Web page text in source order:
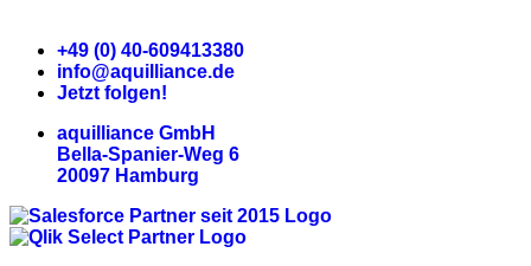
+49 (0) 40-609413380
info@aquilliance.de
Jetzt folgen!
aquilliance GmbH
Bella-Spanier-Weg 6
20097 Hamburg